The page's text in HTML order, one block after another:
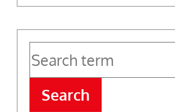
Search